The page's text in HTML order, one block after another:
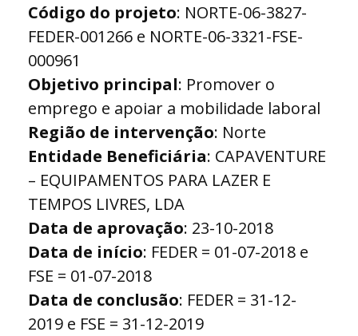
Código do projeto: NORTE-06-3827-
FEDER-001266 e NORTE-06-3321-FSE-
000961
Objetivo principal: Promover o
emprego e apoiar a mobilidade laboral
Região de intervenção: Norte
Entidade Beneficiária: CAPAVENTURE
– EQUIPAMENTOS PARA LAZER E
TEMPOS LIVRES, LDA
Data de aprovação: 23-10-2018
Data de início: FEDER = 01-07-2018 e
FSE = 01-07-2018
Data de conclusão: FEDER = 31-12-
2019 e FSE = 31-12-2019